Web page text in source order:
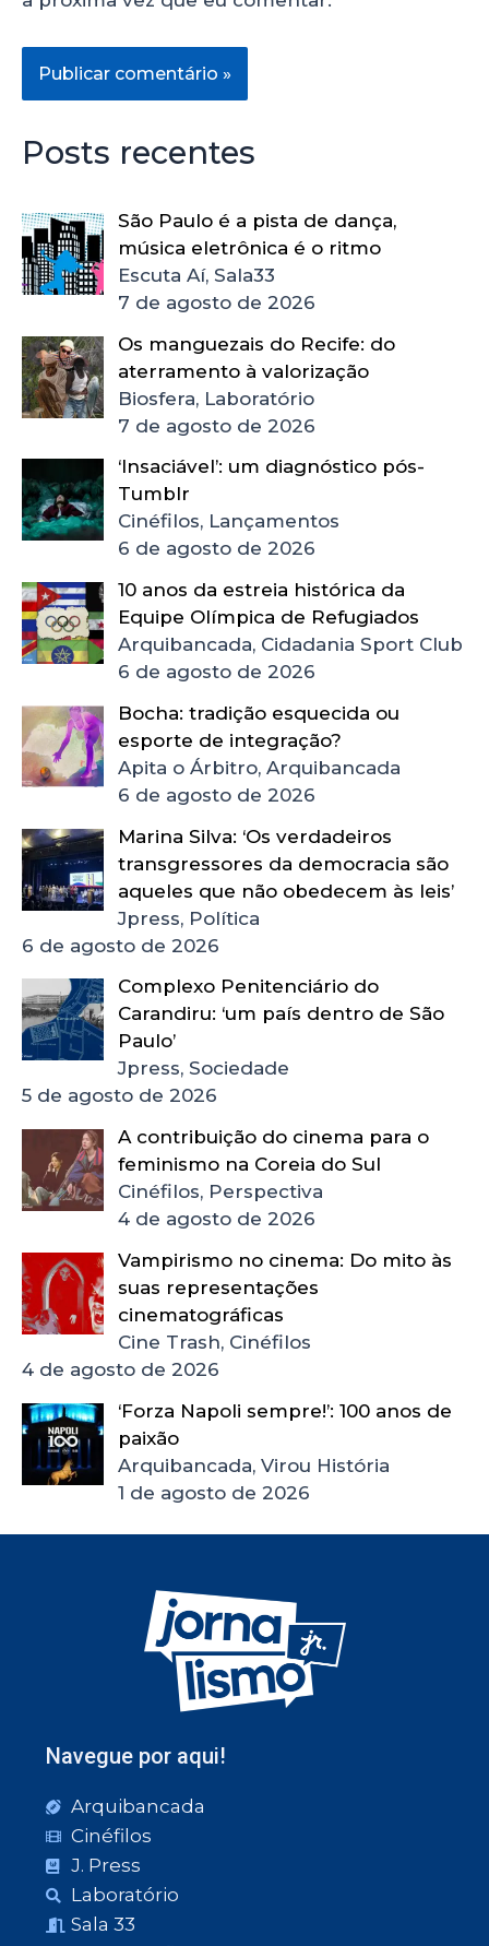
Posts recentes
São Paulo é a pista de dança,
música eletrônica é o ritmo
Escuta Aí, Sala33
7 de agosto de 2026
Os manguezais do Recife: do
aterramento à valorização
Biosfera, Laboratório
7 de agosto de 2026
‘Insaciável’: um diagnóstico pós-
Tumblr
Cinéfilos, Lançamentos
6 de agosto de 2026
10 anos da estreia histórica da
Equipe Olímpica de Refugiados
Arquibancada, Cidadania Sport Club
6 de agosto de 2026
Bocha: tradição esquecida ou
esporte de integração?
Apita o Árbitro, Arquibancada
6 de agosto de 2026
Marina Silva: ‘Os verdadeiros
transgressores da democracia são
aqueles que não obedecem às leis’
Jpress, Política
6 de agosto de 2026
Complexo Penitenciário do
Carandiru: ‘um país dentro de São
Paulo’
Jpress, Sociedade
5 de agosto de 2026
A contribuição do cinema para o
feminismo na Coreia do Sul
Cinéfilos, Perspectiva
4 de agosto de 2026
Vampirismo no cinema: Do mito às
suas representações
cinematográficas
Cine Trash, Cinéfilos
4 de agosto de 2026
‘Forza Napoli sempre!’: 100 anos de
paixão
Arquibancada, Virou História
1 de agosto de 2026
Navegue por aqui!
Arquibancada
Cinéfilos
J. Press
Laboratório
Sala 33